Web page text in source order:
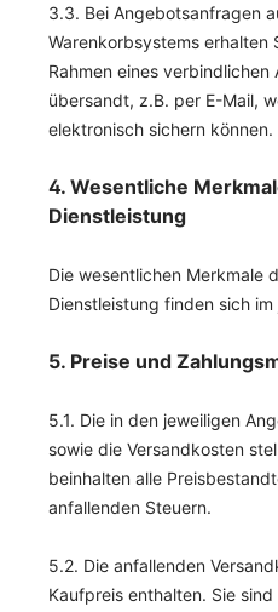
3.3. Bei Angebotsanfragen
Warenkorbsystems erhalten
Rahmen eines
übersandt, z.B. per E-Mail,
elektronisch sichern können.
4. Wesentliche
Dienstleistung
Die wesentlichen Merkmale
Dienstleistung finden sich
5. Preise und
5.1. Die in den jeweiligen
sowie die Versandkosten
beinhalten alle
anfallenden Steuern.
5.2. Die anfallenden
Kaufpreis enthalten. Sie